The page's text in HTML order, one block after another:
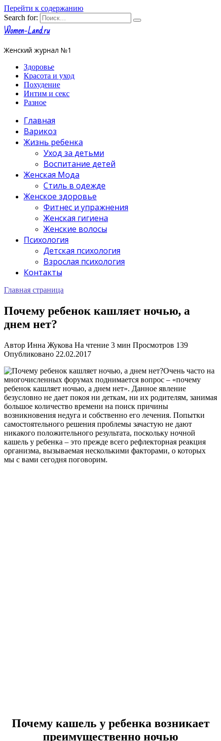
Перейти к содержанию
Search for:
Women-Land.ru
Женский журнал №1
Здоровье
Красота и уход
Похудение
Интим и секс
Разное
Главная
Варикоз
Жизнь ребенка
Уход за детьми
Воспитание детей
Женская Мода
Стиль в одежде
Женское здоровье
Фитнес и упражнения
Женская гигиена
Женские волосы
Психология
Детская психология
Взрослая психология
Контакты
Главная страница
Почему ребенок кашляет ночью, а
днем нет?
Автор Инна Жукова На чтение 3 мин Просмотров 139
Опубликовано 22.02.2017
Очень часто на
многочисленных форумах поднимается вопрос – «почему
ребенок кашляет ночью, а днем нет». Данное явление
безусловно не дает покоя ни деткам, ни их родителям, занимая
большое количество времени на поиск причины
возникновения недуга и собственно его лечения. Попытки
самостоятельного решения проблемы зачастую не дают
никакого положительного результата, поскольку ночной
кашель у ребенка – это прежде всего рефлекторная реакция
организма, вызываемая несколькими факторами, о которых
мы с вами сегодня поговорим.
Почему кашель у ребенка возникает
преимущественно ночью